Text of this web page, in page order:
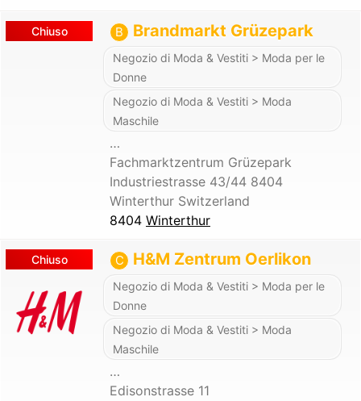
Chiuso B Brandmarkt Grüzepark
Negozio di Moda & Vestiti > Moda per le
Donne
Negozio di Moda & Vestiti > Moda
Maschile
…
Fachmarktzentrum Grüzepark
Industriestrasse 43/44 8404
Winterthur Switzerland
8404 Winterthur
Chiuso C H&M Zentrum Oerlikon
Negozio di Moda & Vestiti > Moda per le
Donne
Negozio di Moda & Vestiti > Moda
Maschile
…
Edisonstrasse 11